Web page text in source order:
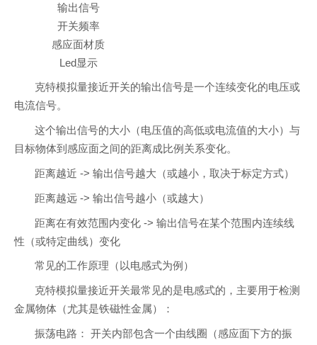
输出信号
开关频率
感应面材质
Led显示
克特模拟量接近开关的输出信号是一个连续变化的电压或
电流信号。
这个输出信号的大小（电压值的高低或电流值的大小）与
目标物体到感应面之间的距离成比例关系变化。
距离越近 -> 输出信号越大（或越小，取决于标定方式）
距离越远 -> 输出信号越小（或越大）
距离在有效范围内变化 -> 输出信号在某个范围内连续线
性（或特定曲线）变化
常见的工作原理（以电感式为例）
克特模拟量接近开关最常见的是电感式的，主要用于检测
金属物体（尤其是铁磁性金属）：
振荡电路： 开关内部包含一个由线圈（感应面下方的振